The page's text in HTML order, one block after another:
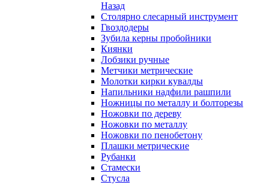
Назад
Столярно слесарный инструмент
Гвоздодеры
Зубила керны пробойники
Киянки
Лобзики ручные
Метчики метрические
Молотки кирки кувалды
Напильники надфили рашпили
Ножницы по металлу и болторезы
Ножовки по дереву
Ножовки по металлу
Ножовки по пенобетону
Плашки метрические
Рубанки
Стамески
Стусла